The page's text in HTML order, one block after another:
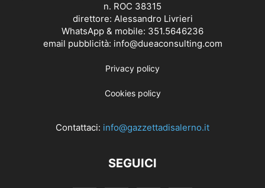
n. ROC 38315
direttore: Alessandro Livrieri
WhatsApp & mobile: 351.5646236
email pubblicità: info@dueaconsulting.com
Privacy policy
Cookies policy
Contattaci: info@gazzettadisalerno.it
SEGUICI